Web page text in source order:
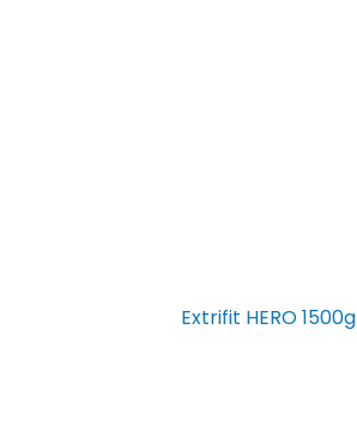
Extrifit HERO 1500g